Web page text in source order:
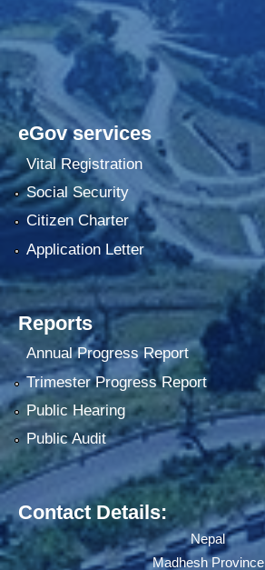
eGov services
Vital Registration
Social Security
Citizen Charter
Application Letter
Reports
Annual Progress Report
Trimester Progress Report
Public Hearing
Public Audit
Contact Details:
Nepal
Madhesh Province